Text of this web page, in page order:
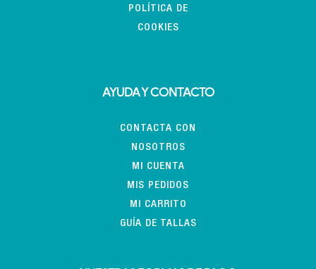
POLÍTICA DE
COOKIES
AYUDA Y CONTACTO
CONTACTA CON
NOSOTROS
MI CUENTA
MIS PEDIDOS
MI CARRITO
GUÍA DE TALLAS